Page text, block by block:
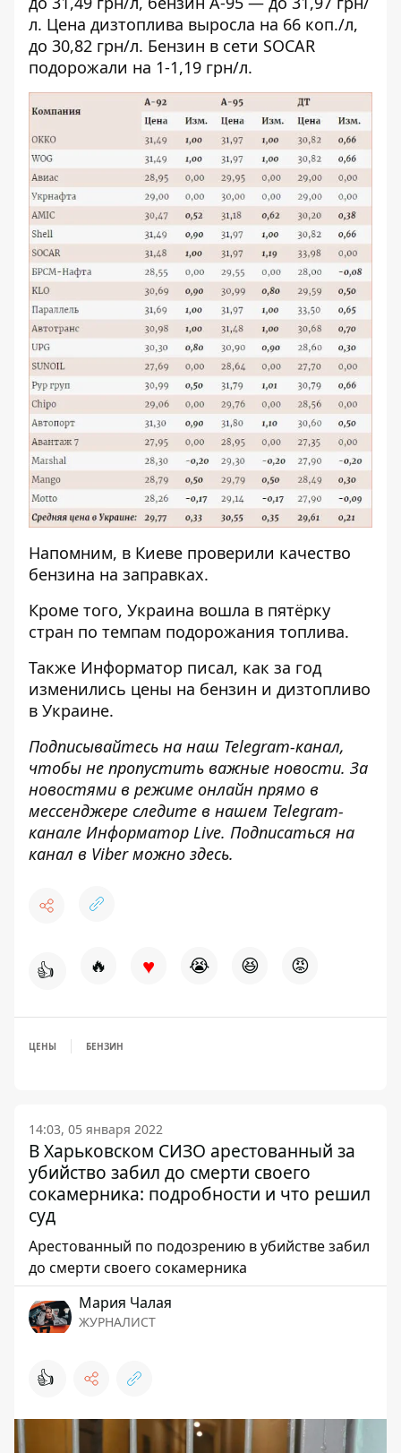
л. Цена дизтоплива выросла на 66 коп./л,
до 30,82 грн/л. Бензин в сети SOCAR
подорожали на 1-1,19 грн/л.
Напомним, в Киеве проверили качество
бензина на заправках.
Кроме того, Украина вошла в пятёрку
стран по темпам подорожания топлива.
Также Информатор писал, как за год
изменились цены на бензин и дизтопливо
в Украине.
Подписывайтесь на наш Telegram-канал,
чтобы не пропустить важные новости. За
новостями в режиме онлайн прямо в
мессенджере следите в нашем Telegram-
канале Информатор Live. Подписаться на
канал в Viber можно здесь.
👍 🔥 ♥ 😭 😆 😡
ЦЕНЫ БЕНЗИН
14:03, 05 января 2022
В Харьковском СИЗО арестованный за
убийство забил до смерти своего
сокамерника: подробности и что решил
суд
Арестованный по подозрению в убийстве забил
до смерти своего сокамерника
Мария Чалая
ЖУРНАЛИСТ
👍